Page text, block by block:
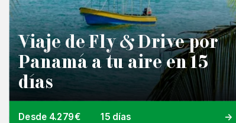
Viaje de Fly & Drive por
Panamá a tu aire en 15
días
Desde 4.279€ 15 días